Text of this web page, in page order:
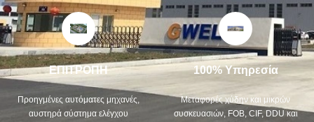
αυστηρό σύστημα ελέγχου
ποιότητας και επαγγελματικό
εργαστήριο δοκιμών.
να αναπτύξουμε τα προϊόντα που
χρειάζεστε.
ΕΠΙΤΡΟΠΗ
Προηγμένες αυτόματες μηχανές,
αυστηρά σύστημα ελέγχου
100% Υπηρεσία
Μεταφορές χύδην και μικρών
συσκευασιών, FOB, CIF, DDU και